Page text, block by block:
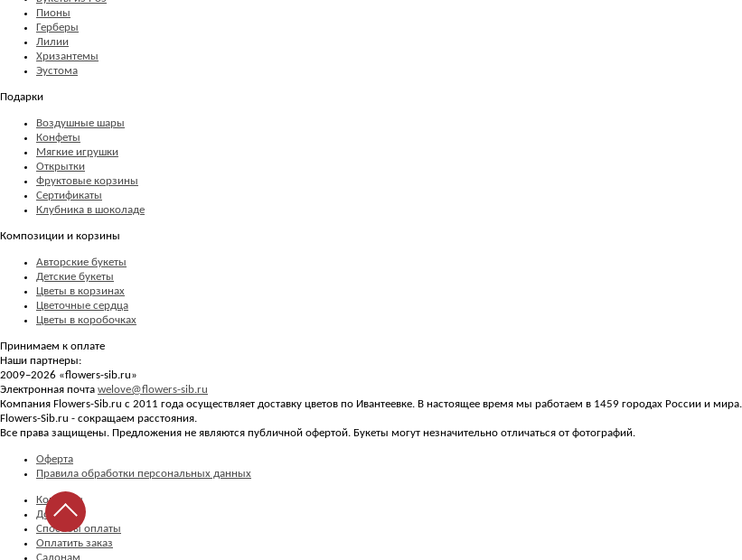
Пионы
Герберы
Лилии
Хризантемы
Эустома
Подарки
Воздушные шары
Конфеты
Мягкие игрушки
Открытки
Фруктовые корзины
Сертификаты
Клубника в шоколаде
Композиции и корзины
Авторские букеты
Детские букеты
Цветы в корзинах
Цветочные сердца
Цветы в коробочках
Принимаем к оплате
Наши партнеры:
2009–2026 «flowers-sib.ru»
Электронная почта welove@flowers-sib.ru
Компания Flowers-Sib.ru с 2011 года осуществляет доставку цветов по Ивантеевке. В настоящее время мы работаем в 1459 городах России и мира.
Flowers-Sib.ru - сокращаем расстояния.
Все права защищены. Предложения не являются публичной офертой. Букеты могут незначительно отличаться от фотографий.
Оферта
Правила обработки персональных данных
Контакты
Доставка
Способы оплаты
Оплатить заказ
Салонам